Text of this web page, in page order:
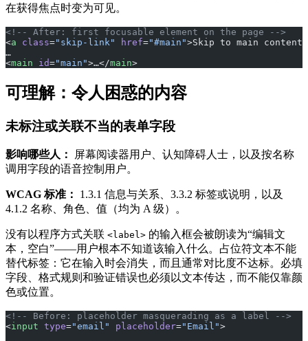
在获得焦点时变为可见。
<!-- After: first focusable element on the page -->
<a class="skip-link" href="#main">Skip to main
…
<main id="main">…</main>
可理解：令人困惑的内容
未标注或关联不当的表单字段
影响哪些人：
屏幕阅读器用户、认知障碍人士，以及按名称
调用字段的语音控制用户。
WCAG 标准：
1.3.1 信息与关系、3.3.2 标签或说明，以及
4.1.2 名称、角色、值（均为 A 级）。
没有以程序方式关联 <label> 的输入框会被朗读为“编辑文
本，空白”——用户根本不知道该输入什么。占位符文本不能
替代标签：它在输入时会消失，而且通常对比度不达标。必填
字段、格式规则和验证错误也必须以文本传达，而不能仅靠颜
色或位置。
<!-- Before: placeholder masquerading as a label -->
<input type="email" placeholder="Email">